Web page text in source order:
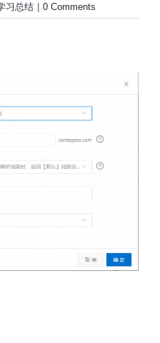
习总结 | 0 Comments